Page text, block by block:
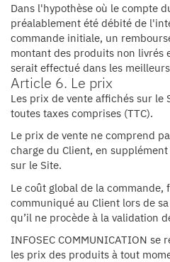
Dans l'hypothèse où le compte
préalablement été débité de
commande initiale, un
montant des produits non livrés
serait effectué dans les
Article 6. Le prix
Les prix de vente affichés sur le
toutes taxes comprises (TTC).
Le prix de vente ne comprend
charge du Client, en
sur le Site.
Le coût global de la commande,
communiqué au Client lors de
qu’il ne procède à la validation
INFOSEC COMMUNICATION
les prix des produits à tout